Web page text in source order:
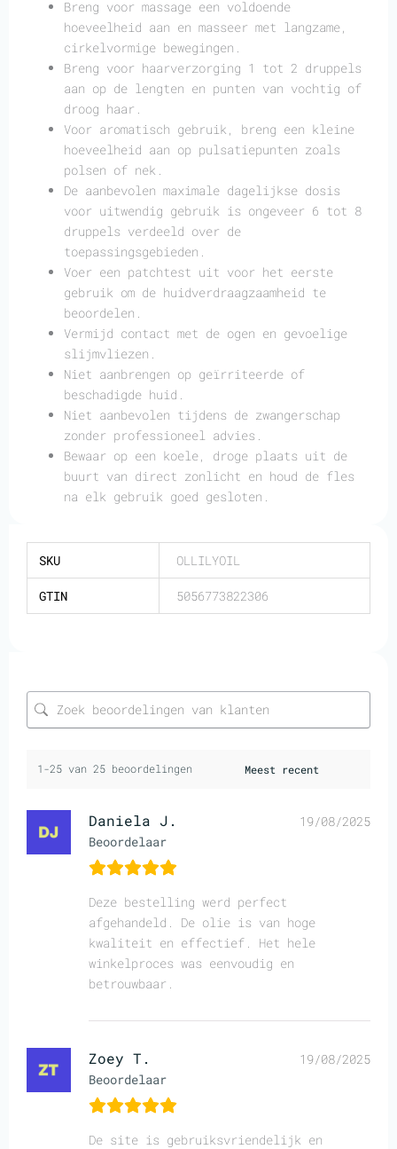
Breng voor massage een voldoende
hoeveelheid aan en masseer met langzame,
cirkelvormige bewegingen.
Breng voor haarverzorging 1 tot 2 druppels
aan op de lengten en punten van vochtig of
droog haar.
Voor aromatisch gebruik, breng een kleine
hoeveelheid aan op pulsatiepunten zoals
polsen of nek.
De aanbevolen maximale dagelijkse dosis
voor uitwendig gebruik is ongeveer 6 tot 8
druppels verdeeld over de
toepassingsgebieden.
Voer een patchtest uit voor het eerste
gebruik om de huidverdraagzaamheid te
beoordelen.
Vermijd contact met de ogen en gevoelige
slijmvliezen.
Niet aanbrengen op geïrriteerde of
beschadigde huid.
Niet aanbevolen tijdens de zwangerschap
zonder professioneel advies.
Bewaar op een koele, droge plaats uit de
buurt van direct zonlicht en houd de fles
na elk gebruik goed gesloten.
SKU OLLILYOIL
GTIN 5056773822306
1-25 van 25 beoordelingen
Daniela J.
Beoordelaar
19/08/2025
Deze bestelling werd perfect
afgehandeld. De olie is van hoge
kwaliteit en effectief. Het hele
winkelproces was eenvoudig en
betrouwbaar.
Zoey T.
Beoordelaar
19/08/2025
De site is gebruiksvriendelijk en